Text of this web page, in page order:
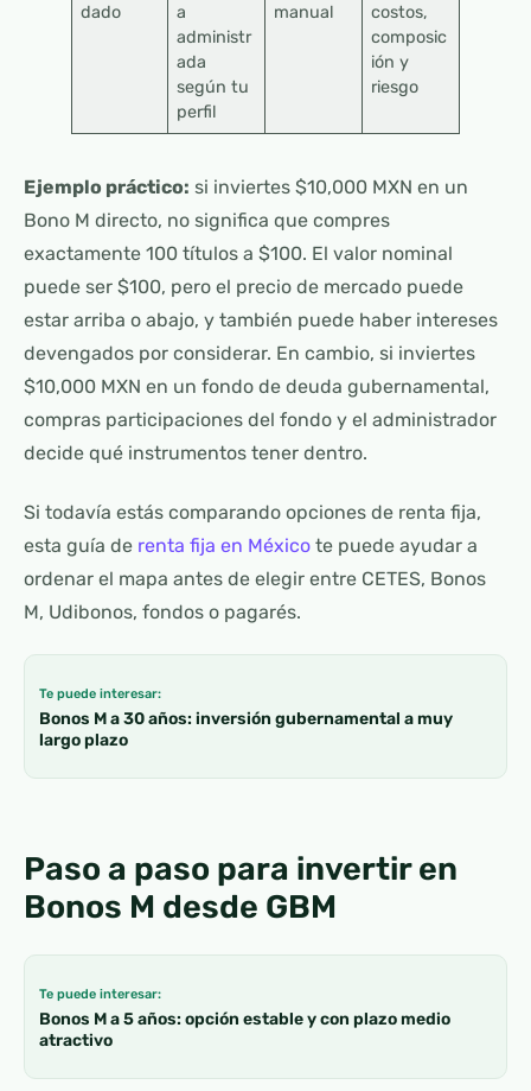
dado
a
administr
ada
según tu
perfil
manual
costos,
composic
ión y
riesgo
Ejemplo práctico: si inviertes $10,000 MXN en un
Bono M directo, no significa que compres
exactamente 100 títulos a $100. El valor nominal
puede ser $100, pero el precio de mercado puede
estar arriba o abajo, y también puede haber intereses
devengados por considerar. En cambio, si inviertes
$10,000 MXN en un fondo de deuda gubernamental,
compras participaciones del fondo y el administrador
decide qué instrumentos tener dentro.
Si todavía estás comparando opciones de renta fija,
esta guía de renta fija en México te puede ayudar a
ordenar el mapa antes de elegir entre CETES, Bonos
M, Udibonos, fondos o pagarés.
Te puede interesar:
Bonos M a 30 años: inversión gubernamental a muy
largo plazo
Paso a paso para invertir en
Bonos M desde GBM
Te puede interesar:
Bonos M a 5 años: opción estable y con plazo medio
atractivo